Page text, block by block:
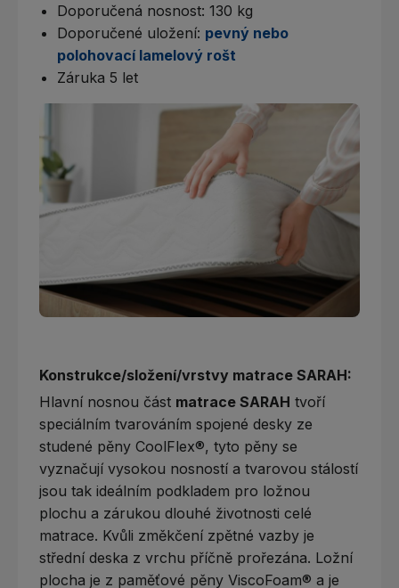
Doporučená nosnost: 130 kg
Doporučené uložení: pevný nebo
polohovací lamelový rošt
Záruka 5 let
Konstrukce/složení/vrstvy matrace SARAH:
Hlavní nosnou část matrace SARAH tvoří
speciálním tvarováním spojené desky ze
studené pěny CoolFlex®, tyto pěny se
vyznačují vysokou nosností a tvarovou stálostí
jsou tak ideálním podkladem pro ložnou
plochu a zárukou dlouhé životnosti celé
matrace. Kvůli změkčení zpětné vazby je
střední deska z vrchu příčně prořezána. Ložní
plocha je z paměťové pěny ViscoFoam® a je